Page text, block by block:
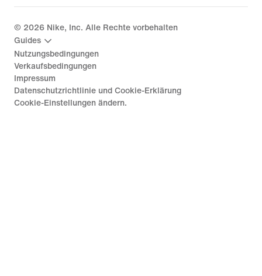
© 2026 Nike, Inc. Alle Rechte vorbehalten
Guides
Nutzungsbedingungen
Verkaufsbedingungen
Impressum
Datenschutzrichtlinie und Cookie-Erklärung
Cookie-Einstellungen ändern.